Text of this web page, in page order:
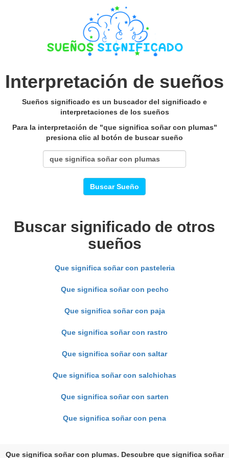
Interpretación de sueños
Sueños significado es un buscador del significado e
interpretaciones de los sueños
Para la interpretación de "que significa soñar con plumas"
presiona clic al botón de buscar sueño
Buscar Sueño
Buscar significado de otros
sueños
Que significa soñar con pasteleria
Que significa soñar con pecho
Que significa soñar con paja
Que significa soñar con rastro
Que significa soñar con saltar
Que significa soñar con salchichas
Que significa soñar con sarten
Que significa soñar con pena
Que significa soñar con plumas. Descubre que significa soñar